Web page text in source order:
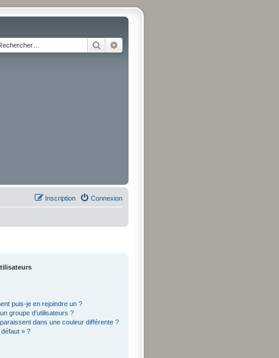
Rechercher
Connexion
Inscription
puis-je en rejoindre un ?
groupe d’utilisateurs ?
dans une couleur différente ?
défaut » ?